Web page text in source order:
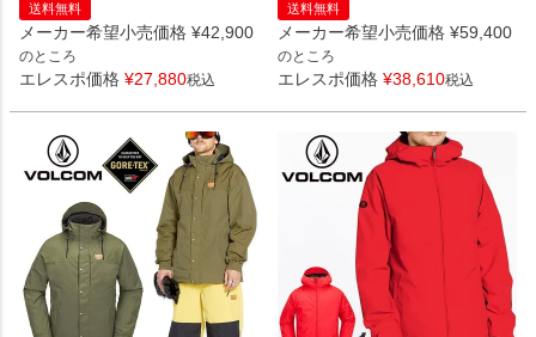
送料無料
メーカー希望小売価格 ¥42,900
のところ
エレスポ価格 ¥27,880税込
送料無料
メーカー希望小売価格 ¥59,400
のところ
エレスポ価格 ¥38,610税込